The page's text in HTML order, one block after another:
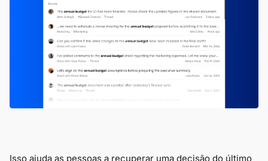
Isso ajuda as pessoas a recuperar uma decisão do último